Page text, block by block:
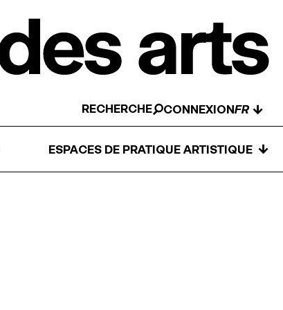
RECHERCHE CONNEXION ↓
ESPACES DE PRATIQUE ARTISTIQUE ↓